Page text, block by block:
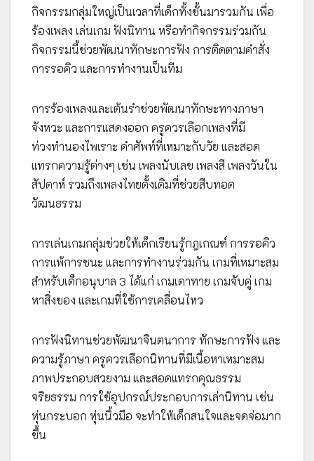
กิจกรรมกลุ่มใหญ่เป็นเวลาที่เด็กทั้งชั้นมารวมกัน เพื่อ
ร้องเพลง เล่นเกม ฟังนิทาน หรือทำกิจกรรมร่วมกัน
กิจกรรมนี้ช่วยพัฒนาทักษะการฟัง การติดตามคำสั่ง
การรอคิว และการทำงานเป็นทีม
การร้องเพลงและเต้นรำช่วยพัฒนาทักษะทางภาษา
จังหวะ และการแสดงออก ครูควรเลือกเพลงที่มี
ท่วงทำนองไพเราะ คำศัพท์ที่เหมาะกับวัย และสอด
แทรกความรู้ต่างๆ เช่น เพลงนับเลข เพลงสี เพลงวันใน
สัปดาห์ รวมถึงเพลงไทยดั้งเดิมที่ช่วยสืบทอด
วัฒนธรรม
การเล่นเกมกลุ่มช่วยให้เด็กเรียนรู้กฎเกณฑ์ การรอคิว
การแพ้การชนะ และการทำงานร่วมกัน เกมที่เหมาะสม
สำหรับเด็กอนุบาล 3 ได้แก่ เกมเดาทาย เกมจับคู่ เกม
หาสิ่งของ และเกมที่ใช้การเคลื่อนไหว
การฟังนิทานช่วยพัฒนาจินตนาการ ทักษะการฟัง และ
ความรู้ภาษา ครูควรเลือกนิทานที่มีเนื้อหาเหมาะสม
ภาพประกอบสวยงาม และสอดแทรกคุณธรรม
จริยธรรม การใช้อุปกรณ์ประกอบการเล่านิทาน เช่น
หุ่นกระบอก หุ่นนิ้วมือ จะทำให้เด็กสนใจและจดจ่อมาก
ขึ้น